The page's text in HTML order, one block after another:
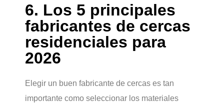
6. Los 5 principales
fabricantes de cercas
residenciales para
2026
Elegir un buen fabricante de cercas es tan
importante como seleccionar los materiales